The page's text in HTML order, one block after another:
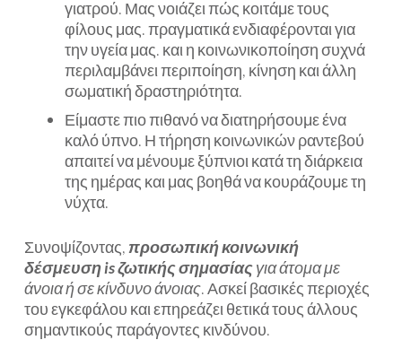
γιατρού. Μας νοιάζει πώς κοιτάμε τους
φίλους μας. πραγματικά ενδιαφέρονται για
την υγεία μας. και η κοινωνικοποίηση συχνά
περιλαμβάνει περιποίηση, κίνηση και άλλη
σωματική δραστηριότητα.
Είμαστε πιο πιθανό να διατηρήσουμε ένα
καλό ύπνο. Η τήρηση κοινωνικών ραντεβού
απαιτεί να μένουμε ξύπνιοι κατά τη διάρκεια
της ημέρας και μας βοηθά να κουράζουμε τη
νύχτα.
Συνοψίζοντας, προσωπική κοινωνική
δέσμευσηisζωτικής σημασίαςγια άτομα με
άνοια ή σε κίνδυνο άνοιας. Ασκεί βασικές περιοχές
του εγκεφάλου και επηρεάζει θετικά τους άλλους
σημαντικούς παράγοντες κινδύνου.